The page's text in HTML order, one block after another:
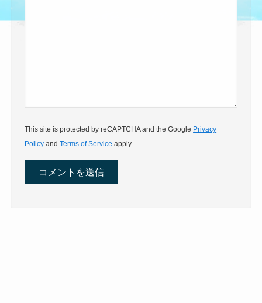
This site is protected by reCAPTCHA and the Google Privacy
Policy andTerms of Service apply.